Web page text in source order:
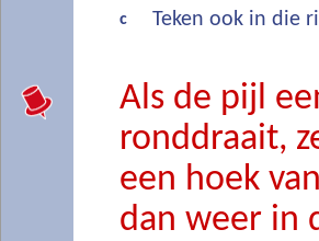
c Teken ook in die
Als de pijl
ronddraait,
een hoek van
dan weer in